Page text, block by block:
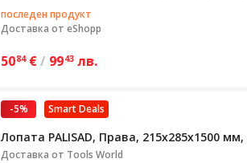
последен продукт
Доставка от eShopp
5084 €/ 9943 лв.
Smart Deals
-5%
Лопата PALISAD, Права, 215х285х1500
Доставка от Tools World